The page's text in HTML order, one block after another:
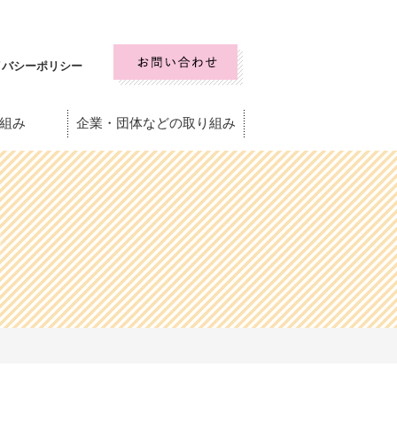
シーポリシー
み 企業・団体などの取り組み